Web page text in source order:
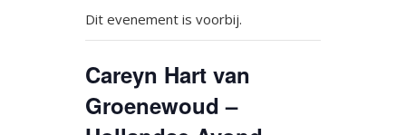
Dit evenement is voorbij.
Careyn Hart van
Groenewoud –